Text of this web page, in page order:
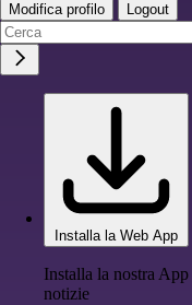
Modifica profilo Logout
Installa la Web App
Installa la nostra
notizie